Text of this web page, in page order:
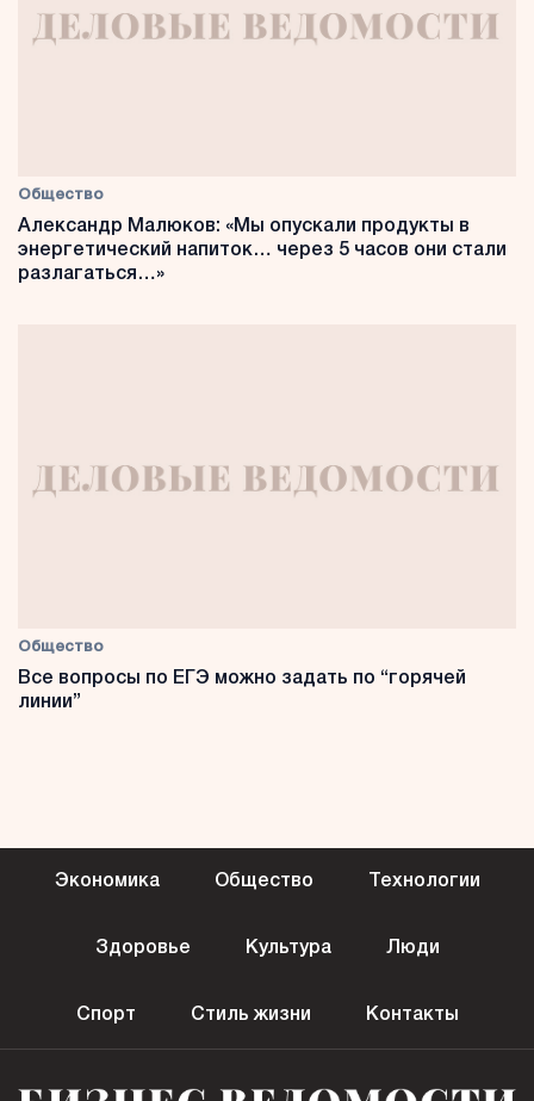
Общество
Александр Малюков: «Мы опускали продукты в
энергетический напиток… через 5 часов они стали
разлагаться…»
Общество
Все вопросы по ЕГЭ можно задать по “горячей
линии”
Экономика Общество Технологии
Здоровье Культура Люди
Спорт Стиль жизни Контакты